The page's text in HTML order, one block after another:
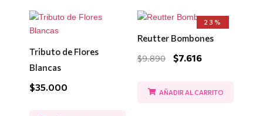
Tributo de Flores
Blancas
$35.000
23%
Reutter Bombones
$9.890
El
precio
original
$9.890.
$7.616
El
precio
actual
$7.616.
AÑADIR AL CARRITO